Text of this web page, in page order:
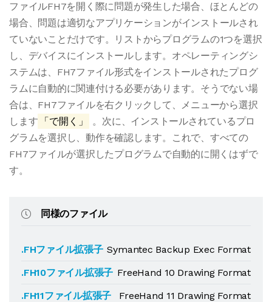
ファイルFH7を開く際に問題が発生した場合、ほとんどの
場合、問題は適切なアプリケーションがインストールされ
ていないことだけです。リストからプログラムの1つを選択
し、デバイスにインストールします。オペレーティングシ
ステムは、FH7ファイル形式をインストールされたプログ
ラムに自動的に関連付ける必要があります。そうでない場
合は、FH7ファイルを右クリックして、メニューから選択
します
「で開く」
。次に、インストールされているプロ
グラムを選択し、動作を確認します。これで、すべての
FH7ファイルが選択したプログラムで自動的に開くはずで
す。
同様のファイル
.FHファイル拡張子 Symantec Backup Exec Format
.FH10ファイル拡張子 FreeHand 10 Drawing Format
.FH11ファイル拡張子
FreeHand 11 Drawing Format